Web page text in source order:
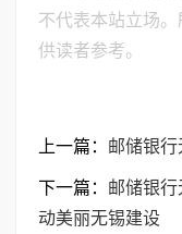
不代表本站立场
供读者参考。
上一篇： 邮储银
下一篇： 邮储银行
动美丽无锡建设